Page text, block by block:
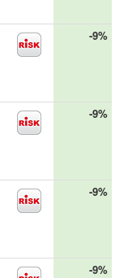
-9%
-9%
-9%
-9%